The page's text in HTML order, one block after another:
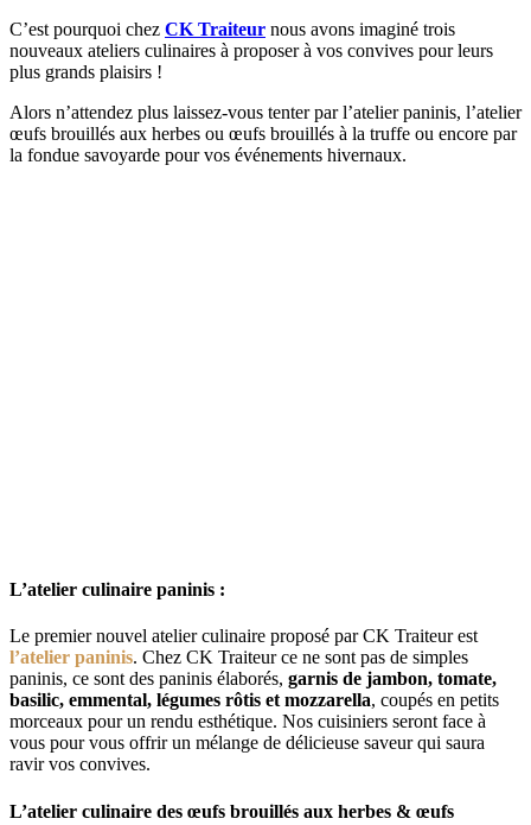
C’est pourquoi chez CK Traiteur nous avons imaginé trois
nouveaux ateliers culinaires à proposer à vos convives pour leurs
plus grands plaisirs !
Alors n’attendez plus laissez-vous tenter par l’atelier paninis, l’atelier
œufs brouillés aux herbes ou œufs brouillés à la truffe ou encore par
la fondue savoyarde pour vos événements hivernaux.
L’atelier culinaire paninis :
Le premier nouvel atelier culinaire proposé par CK Traiteur est
l’atelier paninis. Chez CK Traiteur ce ne sont pas de simples
paninis, ce sont des paninis élaborés, garnis de jambon, tomate,
basilic, emmental, légumes rôtis et mozzarella, coupés en petits
morceaux pour un rendu esthétique. Nos cuisiniers seront face à
vous pour vous offrir un mélange de délicieuse saveur qui saura
ravir vos convives.
L’atelier culinaire des œufs brouillés aux herbes & œufs